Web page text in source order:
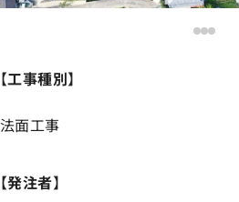
【工事種別】
法面工事
【発注者】